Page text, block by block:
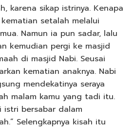
karena sikap istrinya. Kenapa
setalah melalui
Namun ia pun sadar, lalu
kemudian pergi ke masjid
di masjid Nabi. Seusai
kematian anaknya. Nabi
malam kamu yang tadi itu.
istri bersabar dalam
Selengkapnya kisah itu